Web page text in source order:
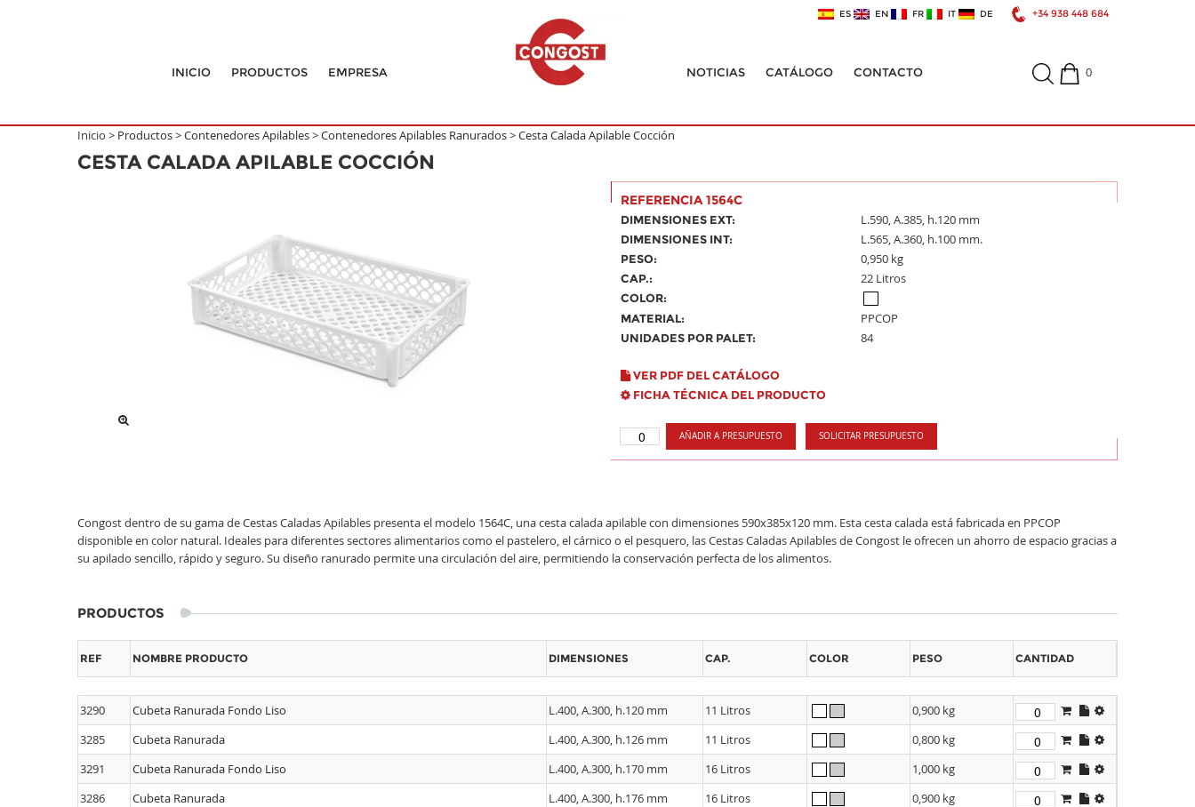
ES EN FR IT DE +34 938 448 684
INICIO PRODUCTOS EMPRESA NOTICIAS CATÁLOGO CONTACTO 0
Inicio > Productos>Contenedores Apilables>Contenedores Apilables Ranurados>Cesta Calada Apilable Cocción
CESTA CALADA APILABLE COCCIÓN
REFERENCIA 1564C
DIMENSIONES EXT: L.590, A.385, h.120 mm
DIMENSIONES INT: L.565, A.360, h.100 mm.
PESO: 0,950 kg
CAP.: 22 Litros
COLOR:
MATERIAL:
PPCOP
UNIDADES POR PALET: 84
VER PDF DEL CATÁLOGO
FICHA TÉCNICA DEL PRODUCTO
AÑADIR A PRESUPUESTO SOLICITAR PRESUPUESTO
Congost dentro de su gama de Cestas Caladas Apilables presenta el modelo 1564C, una cesta calada apilable con dimensiones 590x385x120 mm. Esta cesta calada está fabricada en PPCOP
disponible en color natural. Ideales para diferentes sectores alimentarios como el pastelero, el cárnico o el pesquero, las Cestas Caladas Apilables de Congost le ofrecen un ahorro de espacio gracias a
su apilado sencillo, rápido y seguro. Su diseño ranurado permite una circulación del aire, permitiendo la conservación perfecta de los alimentos.
PRODUCTOS
REF NOMBRE PRODUCTO DIMENSIONES CAP. COLOR PESO CANTIDAD
3290 Cubeta Ranurada Fondo Liso L.400, A.300, h.120 mm 11 Litros
0,900 kg
3285
Cubeta Ranurada L.400, A.300, h.126 mm 11 Litros
0,800 kg
3291
Cubeta Ranurada Fondo Liso L.400, A.300, h.170 mm 16 Litros
1,000 kg
3286
Cubeta Ranurada L.400, A.300, h.176 mm 16 Litros
0,900 kg